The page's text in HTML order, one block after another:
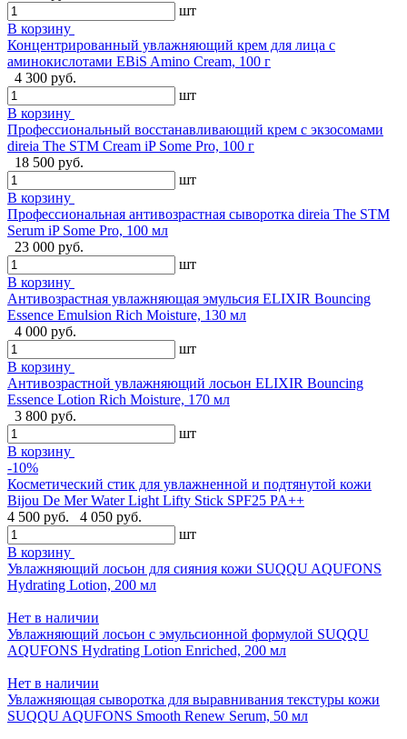
шт
В корзину
Концентрированный увлажняющий крем для лица с
аминокислотами EBiS Amino Cream, 100 г
4 300 руб.
шт
В корзину
Профессиональный восстанавливающий крем с экзосомами
direia The STM Cream iP Some Pro, 100 г
18 500 руб.
шт
В корзину
Профессиональная антивозрастная сыворотка direia The STM
Serum iP Some Pro, 100 мл
23 000 руб.
шт
В корзину
Антивозрастная увлажняющая эмульсия ELIXIR Bouncing
Essence Emulsion Rich Moisture, 130 мл
4 000 руб.
шт
В корзину
Антивозрастной увлажняющий лосьон ELIXIR Bouncing
Essence Lotion Rich Moisture, 170 мл
3 800 руб.
шт
В корзину
-10%
Косметический стик для увлажненной и подтянутой кожи
Bijou De Mer Water Light Lifty Stick SPF25 PA++
4 500 руб.
4 050 руб.
шт
В корзину
Увлажняющий лосьон для сияния кожи SUQQU AQUFONS
Hydrating Lotion, 200 мл
Нет в наличии
Увлажняющий лосьон с эмульсионной формулой SUQQU
AQUFONS Hydrating Lotion Enriched, 200 мл
Нет в наличии
Увлажняющая сыворотка для выравнивания текстуры кожи
SUQQU AQUFONS Smooth Renew Serum, 50 мл